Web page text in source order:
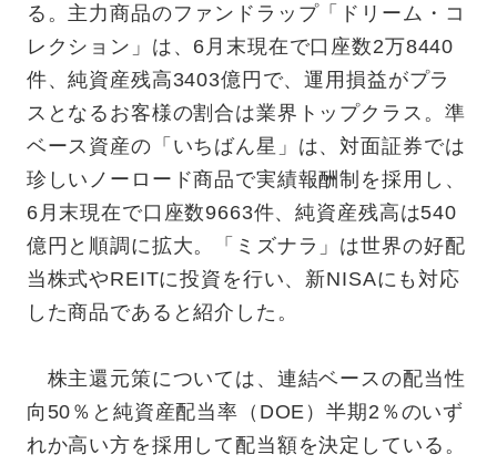
る。主力商品のファンドラップ「ドリーム・コ
レクション」は、6月末現在で口座数2万8440
件、純資産残高3403億円で、運用損益がプラ
スとなるお客様の割合は業界トップクラス。準
ベース資産の「いちばん星」は、対面証券では
珍しいノーロード商品で実績報酬制を採用し、
6月末現在で口座数9663件、純資産残高は540
億円と順調に拡大。「ミズナラ」は世界の好配
当株式やREITに投資を行い、新NISAにも対応
した商品であると紹介した。
株主還元策については、連結ベースの配当性
向50％と純資産配当率（DOE）半期2％のいず
れか高い方を採用して配当額を決定している。